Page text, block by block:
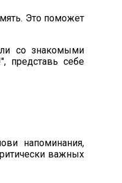
Это поможет
со знакомыми
представь себе
напоминания,
важных